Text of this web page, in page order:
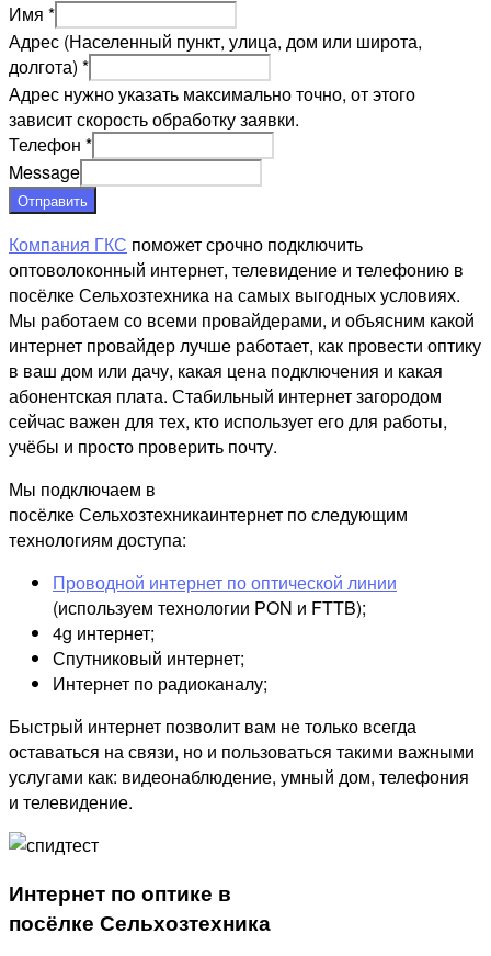
Имя *
Адрес (Населенный пункт, улица, дом или широта,
долгота) *
Адрес нужно указать максимально точно, от этого
зависит скорость обработку заявки.
Телефон *
Message
Отправить
Компания ГКС поможет срочно подключить
оптоволоконный интернет, телевидение и телефонию в
посёлке Сельхозтехника на самых выгодных условиях.
Мы работаем со всеми провайдерами, и объясним какой
интернет провайдер лучше работает, как провести оптику
в ваш дом или дачу, какая цена подключения и какая
абонентская плата. Стабильный интернет загородом
сейчас важен для тех, кто использует его для работы,
учёбы и просто проверить почту.
Мы подключаем в
посёлке Сельхозтехникаинтернет по следующим
технологиям доступа:
Проводной интернет по оптической линии
(используем технологии PON и FTTB);
4g интернет;
Спутниковый интернет;
Интернет по радиоканалу;
Быстрый интернет позволит вам не только всегда
оставаться на связи, но и пользоваться такими важными
услугами как: видеонаблюдение, умный дом, телефония
и телевидение.
Интернет по оптике в
посёлке Сельхозтехника